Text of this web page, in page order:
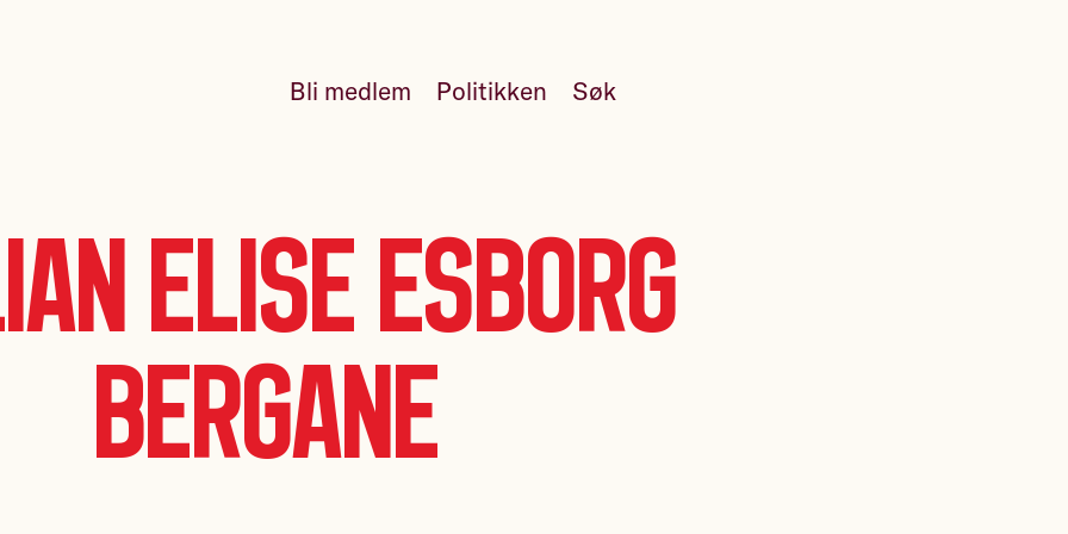
Bli medlem Politikken Søk
Elise Esborg
Bergane